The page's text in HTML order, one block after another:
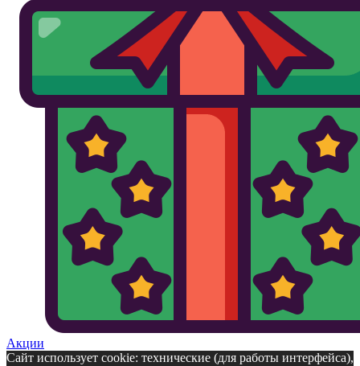
Акции
Сайт использует cookie: технические (для работы интерфейса),